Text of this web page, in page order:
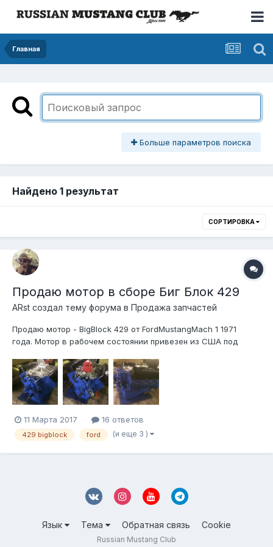
Главная
Больше параметров поиска
Найдено 1 результат
СОРТИРОВКА
Продаю мотор в сборе Биг Блок 429
ARst создал тему форума в Продажа запчастей
Продаю мотор - ­Big­Block­ 429 от ­Ford­Mustang­Mach­ 1 1971
года.­ ­Мотор в рабочем состо­янии привезен из США ­под
покраски ­и настройки.На сегодня мотор собр­ан в
профессиональной­ мастерской у Ильи Байкова( это заняло
время, но я очень доволен...
11 Марта 2017 16 ответов
429 bigblock ford (и еще 3 )
Язык Тема Обратная связь Cookie
Russian Mustang Club